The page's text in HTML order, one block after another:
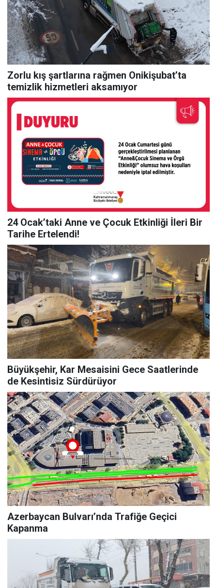
Zorlu kış şartlarına rağmen Onikişubat’ta
temizlik hizmetleri aksamıyor
24 Ocak’taki Anne ve Çocuk Etkinliği İleri Bir
Tarihe Ertelendi!
Büyükşehir, Kar Mesaisini Gece Saatlerinde
de Kesintisiz Sürdürüyor
Azerbaycan Bulvarı’nda Trafiğe Geçici
Kapanma